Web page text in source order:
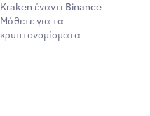
Kraken έναντι Binance
Μάθετε για τα
κρυπτονομίσματα